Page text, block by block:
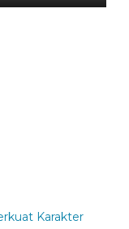
Karakter